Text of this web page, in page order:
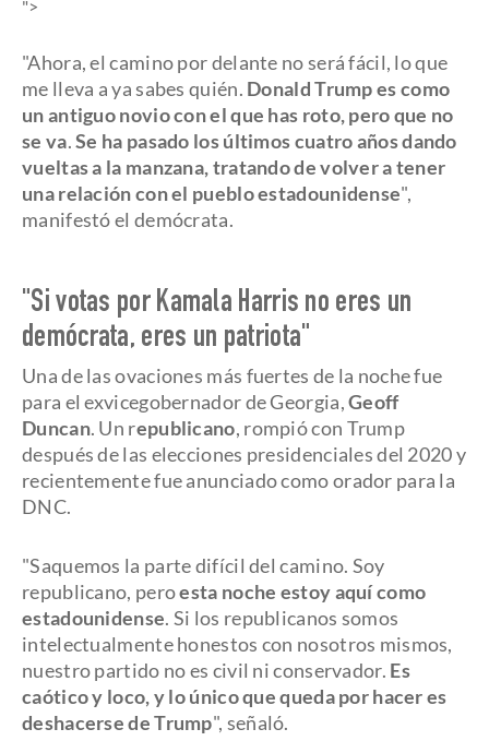
">
"Ahora, el camino por delante no será fácil, lo que
me lleva a ya sabes quién. Donald Trump es como
un antiguo novio con el que has roto, pero que no
se va.Se ha pasado los últimos cuatro años dando
vueltas a la manzana, tratando de volver a tener
una relación con el pueblo estadounidense",
manifestó el demócrata.
"Si votas por Kamala Harris no eres un
demócrata, eres un patriota"
Una de las ovaciones más fuertes de la noche fue
para el exvicegobernador de Georgia,Geoff
Duncan. Un republicano, rompió con Trump
después de las elecciones presidenciales del 2020 y
recientemente fue anunciado como orador para la
DNC.
"Saquemos la parte difícil del camino. Soy
republicano, peroesta noche estoy aquí como
estadounidense. Si los republicanos somos
intelectualmente honestos con nosotros mismos,
nuestro partido no es civil ni conservador. Es
caótico y loco, y lo único que queda por hacer es
deshacerse de Trump", señaló.